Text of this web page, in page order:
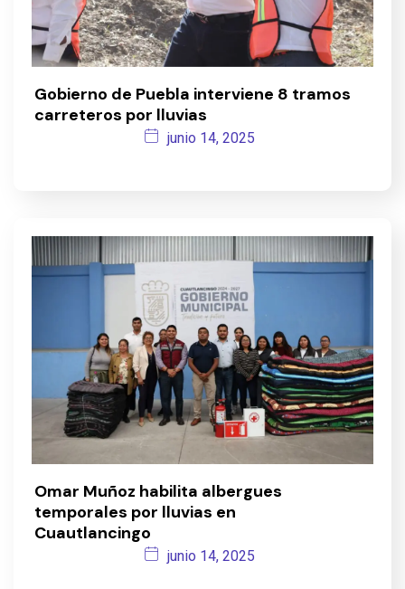
Gobierno de Puebla interviene 8 tramos
carreteros por lluvias
junio 14, 2025
Omar Muñoz habilita albergues
temporales por lluvias en
Cuautlancingo
junio 14, 2025